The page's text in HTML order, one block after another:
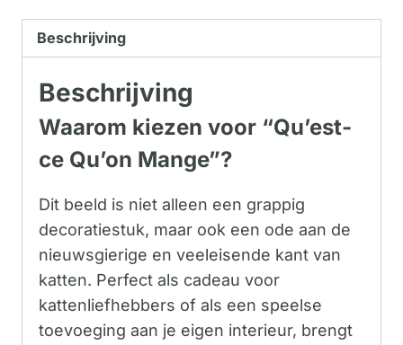
Beschrijving
Beschrijving
Waarom kiezen voor “Qu’est-
ce Qu’on Mange”?
Dit beeld is niet alleen een grappig
decoratiestuk, maar ook een ode aan de
nieuwsgierige en veeleisende kant van
katten. Perfect als cadeau voor
kattenliefhebbers of als een speelse
toevoeging aan je eigen interieur, brengt